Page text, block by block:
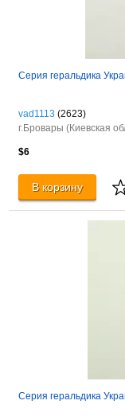
Серия геральдика
vad1113 (2623)
г.Бровары (Киевская
$6
В корзину
Серия геральдика